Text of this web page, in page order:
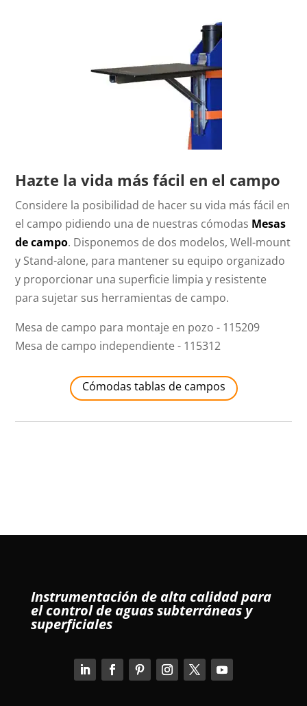
Hazte la vida más fácil en el campo
Considere la posibilidad de hacer su vida más fácil en
el campo pidiendo una de nuestras cómodas Mesas
de campo. Disponemos de dos modelos, Well-mount
y Stand-alone, para mantener su equipo organizado
y proporcionar una superficie limpia y resistente
para sujetar sus herramientas de campo.
Mesa de campo para montaje en pozo - 115209
Mesa de campo independiente - 115312
Cómodas tablas de campos
Instrumentación de alta calidad para
el control de aguas subterráneas y
superficiales